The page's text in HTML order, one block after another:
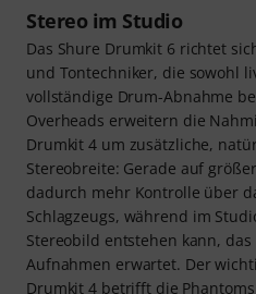
Stereo im Studio
Das Shure Drumkit 6 richtet
und Tontechniker, die sowohl
vollständige Drum-Abnahme
Overheads erweitern die
Drumkit 4 um zusätzliche,
Stereobreite: Gerade auf
dadurch mehr Kontrolle über
Schlagzeugs, während im
Stereobild entstehen kann,
Aufnahmen erwartet. Der
Drumkit 4 betrifft die